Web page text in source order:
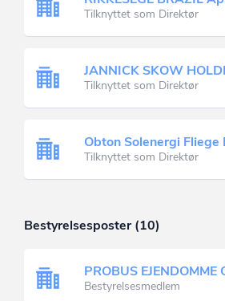
Tilknyttet som Direktør
JANNICK SKOW
Tilknyttet som Direktør
Obton Solenergi
Tilknyttet som Direktør
Bestyrelsesposter (10)
PROBUS
Bestyrelsesmedlem